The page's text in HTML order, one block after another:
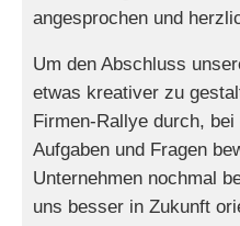
angesprochen und
Um den Abschluss
etwas kreativer zu
Firmen-Rallye durch,
Aufgaben und Fragen
Unternehmen nochmal
uns besser in Zukunft